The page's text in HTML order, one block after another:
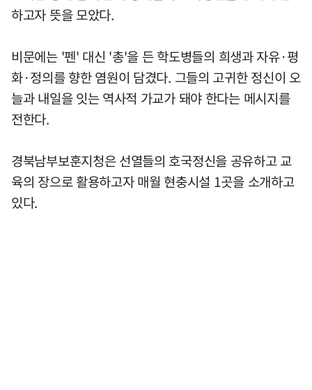
하고자 뜻을 모았다.
비문에는 '펜' 대신 '총'을 든 학도병들의 희생과 자유·평
화·정의를 향한 염원이 담겼다. 그들의 고귀한 정신이 오
늘과 내일을 잇는 역사적 가교가 돼야 한다는 메시지를
전한다.
경북남부보훈지청은 선열들의 호국정신을 공유하고 교
육의 장으로 활용하고자 매월 현충시설 1곳을 소개하고
있다.